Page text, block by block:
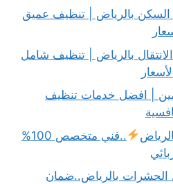
بالرياض | تنظيف عميق
بالرياض | تنظيف شامل
| افضل خدمات تنظيف
..فني متخصص 100%
بالرياض..ضمان